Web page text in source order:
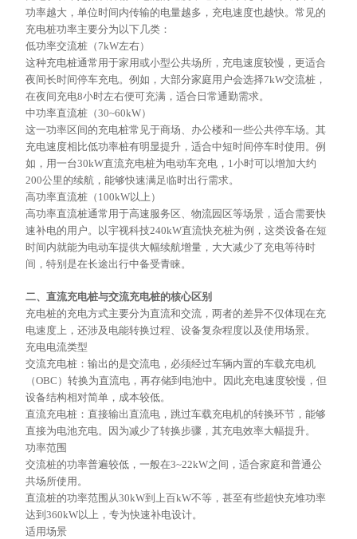
功率越大，单位时间内传输的电量越多，充电速度也越快。常见的
充电桩功率主要分为以下几类：
低功率交流桩（ 7kW左右）
这种充电桩通常用于家用或小型公共场所，充电速度较慢，更适合
夜间长时间停车充电。例如，大部分家庭用户会选择7kW交流桩，
在夜间充电8小时左右便可充满，适合日常通勤需求。
中功率直流桩（30~60kW）
这一功率区间的充电桩常见于商场、办公楼和一些公共停车场。其
充电速度相比低功率桩有明显提升，适合中短时间停车时使用。例
如，用一台30kW直流充电桩为电动车充电，1小时可以增加大约
200公里的续航，能够快速满足临时出行需求。
高功率直流桩（ 100kW以上）
高功率直流桩通常用于高速服务区、物流园区等场景，适合需要快
速补电的用户。以宇视科技240kW直流快充桩为例，这类设备在短
时间内就能为电动车提供大幅续航增量，大大减少了充电等待时
间，特别是在长途出行中备受青睐。
二、直流充电桩与交流充电桩的核心区别
充电桩的充电方式主要分为直流和交流，两者的差异不仅体现在充
电速度上，还涉及电能转换过程、设备复杂程度以及使用场景。
充电电流类型
交流充电桩：输出的是交流电，必须经过车辆内置的车载充电机
（OBC）转换为直流电，再存储到电池中。因此充电速度较慢，但
设备结构相对简单，成本较低。
直流充电桩：直接输出直流电，跳过车载充电机的转换环节，能够
直接为电池充电。因为减少了转换步骤，其充电效率大幅提升。
功率范围
交流桩的功率普遍较低，一般在3~22kW之间，适合家庭和普通公
共场所使用。
直流桩的功率范围从30kW到上百kW不等，甚至有些超快充堆功率
达到360kW以上，专为快速补电设计。
适用场景